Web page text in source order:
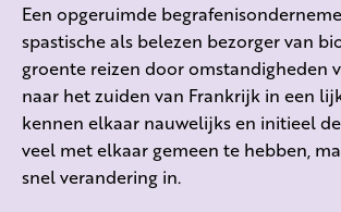
Een opgeruimde
spastische als belezen bezorger van
groente reizen door omstandigheden
naar het zuiden van Frankrijk in een
kennen elkaar nauwelijks en initieel
veel met elkaar gemeen te hebben,
snel verandering in.